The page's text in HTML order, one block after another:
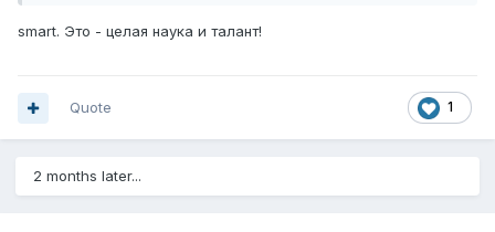
smart. Это - целая наука и талант!
1
Quote
2 months later...